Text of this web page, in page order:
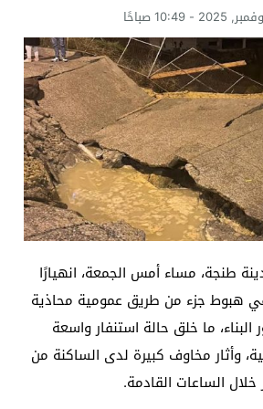
طنجة، مساء أمس الجمعة، انهيارًا
هبوط جزء من طريق عمومية محاذية
ما خلق حالة استنفار واسعة
وأثار مخاوف كبيرة لدى الساكنة من
خلال الساعات القادمة.